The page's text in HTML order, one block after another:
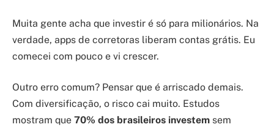
Muita gente acha que investir é só para milionários. Na
verdade, apps de corretoras liberam contas grátis. Eu
comecei com pouco e vi crescer.
Outro erro comum? Pensar que é arriscado demais.
Com diversificação, o risco cai muito. Estudos
mostram que 70% dos brasileiros investem sem